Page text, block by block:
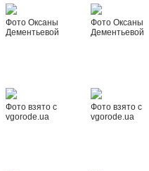
Фото Оксаны
Дементьевой
Фото Оксаны
Дементьевой
Фото взято с
vgorode.ua
Фото взято с
vgorode.ua